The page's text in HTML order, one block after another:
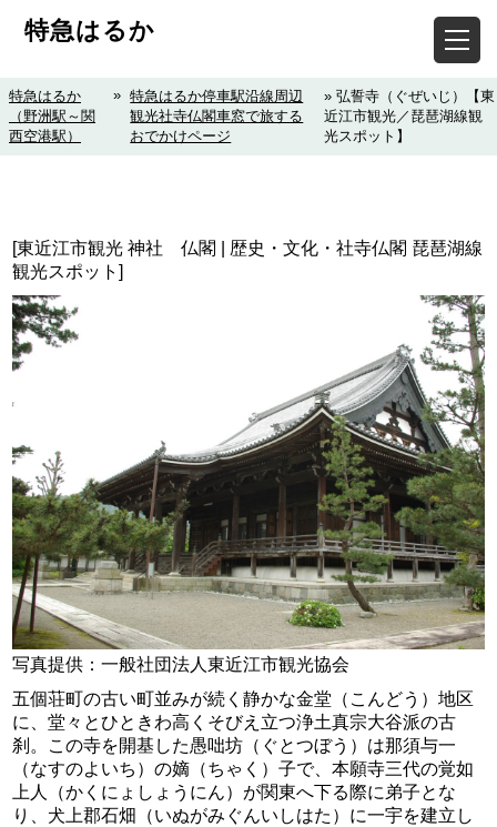
特急はるか
特急はるか
（野洲駅～関
西空港駅）
» 特急はるか停車駅沿線周辺
観光社寺仏閣車窓で旅する
おでかけページ
» 弘誓寺（ぐぜいじ）【東
近江市観光／琵琶湖線観
光スポット】
[東近江市観光 神社 仏閣 | 歴史・文化・社寺仏閣 琵琶湖線
観光スポット]
写真提供：一般社団法人東近江市観光協会
五個荘町の古い町並みが続く静かな金堂（こんどう）地区
に、堂々とひときわ高くそびえ立つ浄土真宗大谷派の古
刹。この寺を開基した愚咄坊（ぐとつぼう）は那須与一
（なすのよいち）の嫡（ちゃく）子で、本願寺三代の覚如
上人（かくにょしょうにん）が関東へ下る際に弟子とな
り、犬上郡石畑（いぬがみぐんいしはた）に一宇を建立し